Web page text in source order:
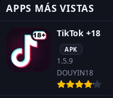
APPS MÁS VISTAS
TikTok +18
APK
1.5.9
DOUYIN18